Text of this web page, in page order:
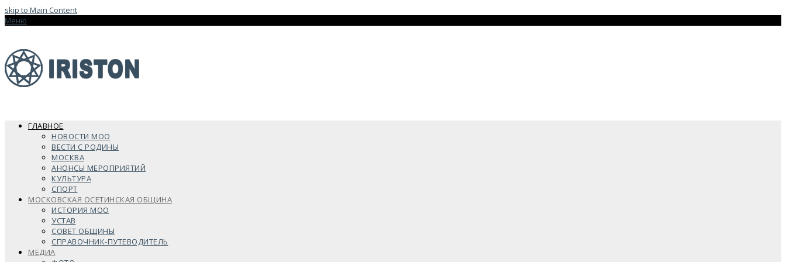
skip to Main Content
Меню
ГЛАВНОЕ
НОВОСТИ МОО
ВЕСТИ С РОДИНЫ
МОСКВА
АНОНСЫ МЕРОПРИЯТИЙ
КУЛЬТУРА
СПОРТ
МОСКОВСКАЯ ОСЕТИНСКАЯ ОБЩИНА
ИСТОРИЯ МОО
УСТАВ
СОВЕТ ОБЩИНЫ
СПРАВОЧНИК-ПУТЕВОДИТЕЛЬ
МЕДИА